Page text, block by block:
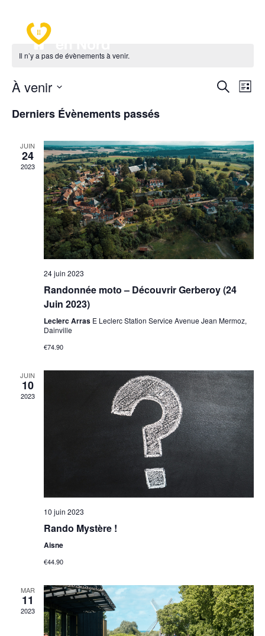
Il n’y a pas de évènements à venir.
vues
Recherche
de
Liste
À venir
une
Derniers Évènements passés
JUIN
24
2023
24 juin 2023
Randonnée moto – Découvrir Gerberoy (24
Juin 2023)
Leclerc Arras E Leclerc Station Service Avenue Jean Mermoz,
Dainville
€74.90
JUIN
10
2023
10 juin 2023
Rando Mystère !
Aisne
€44.90
MAR
11
2023